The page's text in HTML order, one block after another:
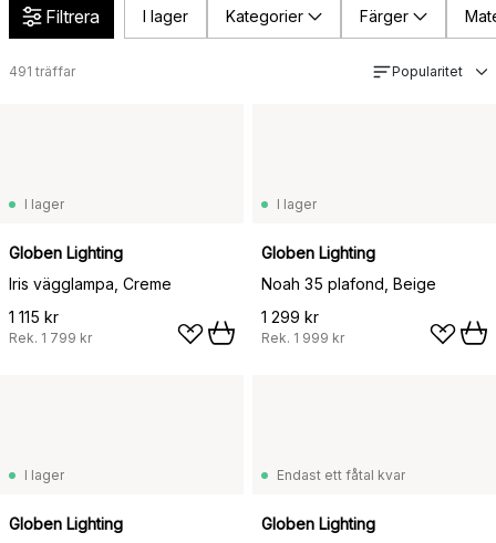
Filtrera I lager Kategorier Färger
491 träffar Popularitet
I lager
Globen Lighting
Iris vägglampa, Creme
1 115 kr
Rek. 1 799 kr
I lager
Globen Lighting
Noah 35 plafond, Beige
1 299 kr
Rek. 1 999 kr
I lager
Globen Lighting
Endast ett fåtal kvar
Globen Lighting